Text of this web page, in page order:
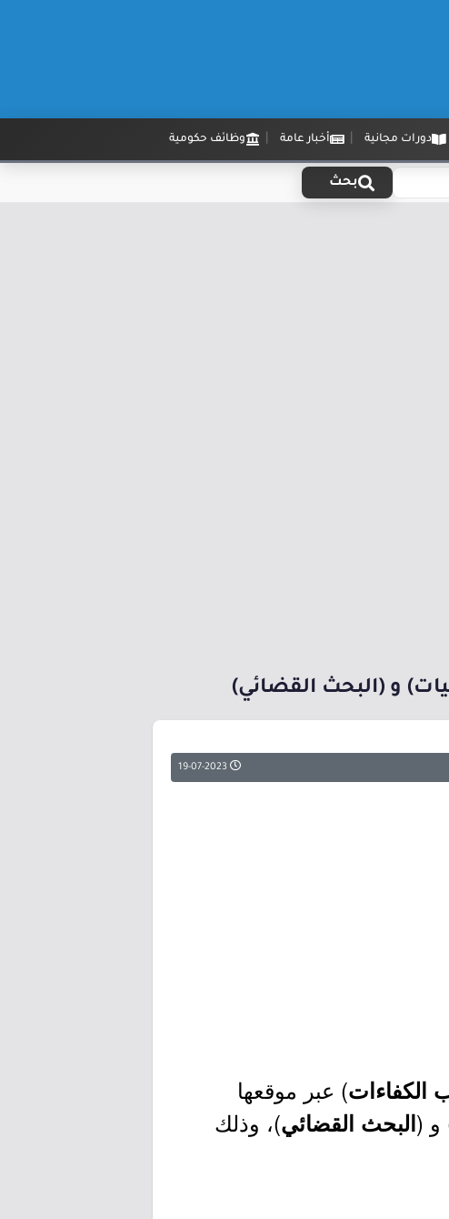
دورات مجانية أخبار عامة وظائف حكومية
بحث
و (البحث القضائي)
) عبر موقعها
و (البحث القضائي)، وذلك